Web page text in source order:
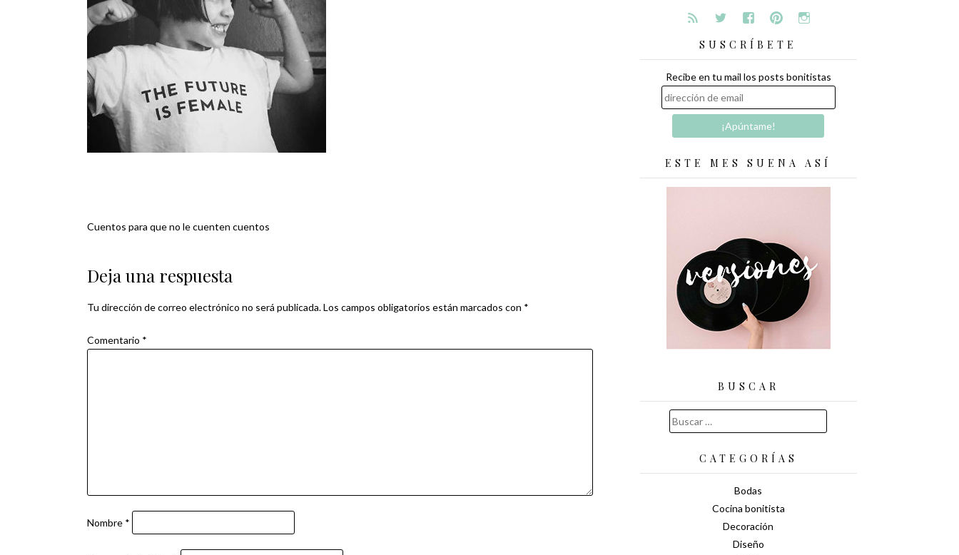
Navegación
de
entradas
Cuentos para que no le cuenten cuentos
Deja una respuesta
Tu dirección de correo electrónico no será publicada.Los campos obligatorios están marcados con *
Comentario *
Nombre *
SUSCRÍBETE
Recibe en tu mail los posts bonitistas
ESTE MES SUENA ASÍ
BUSCAR
Buscar:
CATEGORÍAS
Bodas
Cocina bonitista
Decoración
Diseño